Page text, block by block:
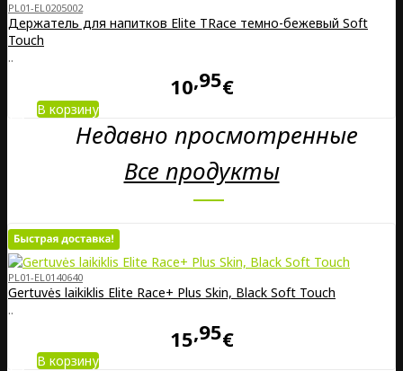
PL01-EL0205002
Держатель для напитков Elite TRace темно-бежевый Soft
Touch
..
10 95€
В корзину
Недавно просмотренные
Все продукты
PL01-EL0140640
Gertuvės laikiklis Elite Race+ Plus Skin, Black Soft Touch
..
15 95€
В корзину